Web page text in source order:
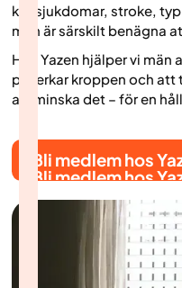
kärlsjukdomar, stroke,
män är särskilt benägna
Hos Yazen hjälper vi
påverkar kroppen och
att minska det – för en
Bli medlem hos
Bli medlem hos